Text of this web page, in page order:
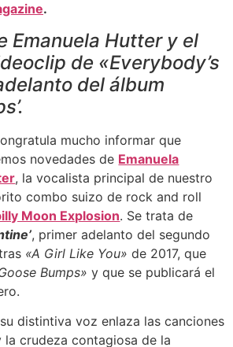
.
Emanuela Hutter y el
de «Everybody’s
del álbum
mucho informar que
novedades de Emanuela
, la vocalista principal de nuestro
combo suizo de rock and roll
Moon Explosion. Se trata de
, primer adelanto del segundo
«A Girl Like You» de 2017, que
Bumps» y que se publicará el
distintiva voz enlaza las canciones
la crudeza contagiosa de la